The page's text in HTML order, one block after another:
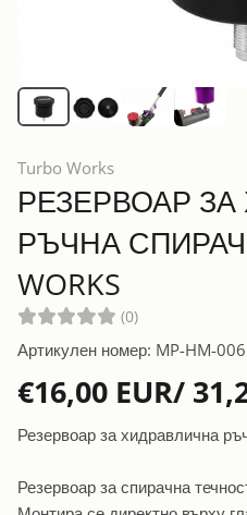
Turbo Works
РЕЗЕРВОАР
РЪЧНА
WORKS
(0)
Артикулен номер: MP-HM-006
€16,00 EUR/
Резервоар за хидравлична
Резервоар за спирачна